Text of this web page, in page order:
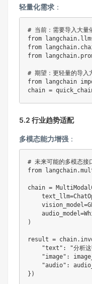
轻量化需求 ：
# 当前：需要导入大量
from langchain.
from langchain.
from langchain.
# 期望：更轻量的导入
from langchain
chain =
5.2 行业趋势适配
多模态能力增强 ：
# 未来可能的多模态接
from langchain.
chain =
    text_llm
=
    vision_model
=
    audio_model
=
)
result = chain.
"text" : "分析
"image" :
"audio" :
} )